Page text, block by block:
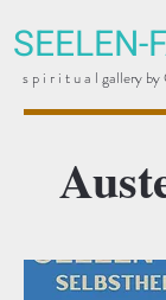
SEELEN-
s p i r i t u a l gallery